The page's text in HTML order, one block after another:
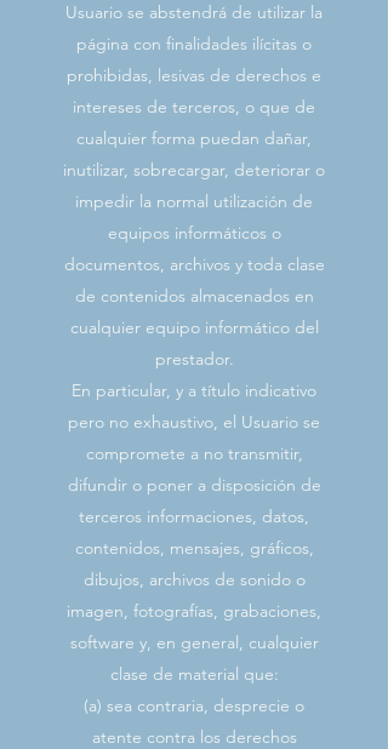
Usuario se abstendrá de utilizar la
página con finalidades ilícitas o
prohibidas, lesivas de derechos e
intereses de terceros, o que de
cualquier forma puedan dañar,
inutilizar, sobrecargar, deteriorar o
impedir la normal utilización de
equipos informáticos o
documentos, archivos y toda clase
de contenidos almacenados en
cualquier equipo informático del
prestador.
En particular, y a título indicativo
pero no exhaustivo, el Usuario se
compromete a no transmitir,
difundir o poner a disposición de
terceros informaciones, datos,
contenidos, mensajes, gráficos,
dibujos, archivos de sonido o
imagen, fotografías, grabaciones,
software y, en general, cualquier
clase de material que:
(a) sea contraria, desprecie o
atente contra los derechos